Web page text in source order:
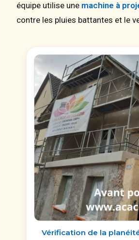
équipe utilise une machine à
contre les pluies battantes et le
Vérification de la